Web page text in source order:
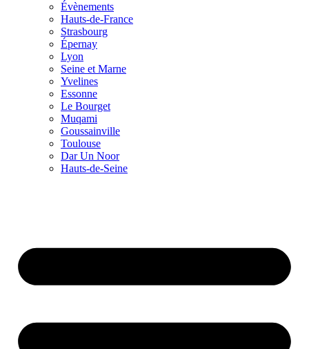
Évènements
Hauts-de-France
Strasbourg
Épernay
Lyon
Seine et Marne
Yvelines
Essonne
Le Bourget
Muqami
Goussainville
Toulouse
Dar Un Noor
Hauts-de-Seine